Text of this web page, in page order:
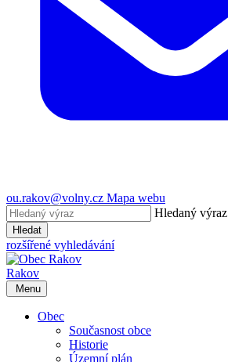
ou.rakov@volny.cz Mapa webu
Hledaný výraz
Hledat
rozšířené vyhledávání
Rakov
Menu
Obec
Současnost obce
Historie
Územní plán